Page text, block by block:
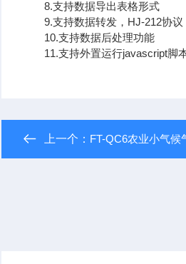
8.支持数据导出表格形式
9.支持数据转发，HJ-212协议
10.支持数据后处理功能
11.支持外置运行javascript脚
上一个： FT-QC6农业小气候